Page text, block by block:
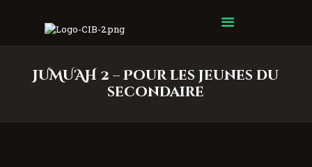
JUMU'AH 2 – Pour les jeunes du
secondaire
Centre Islamique Badr